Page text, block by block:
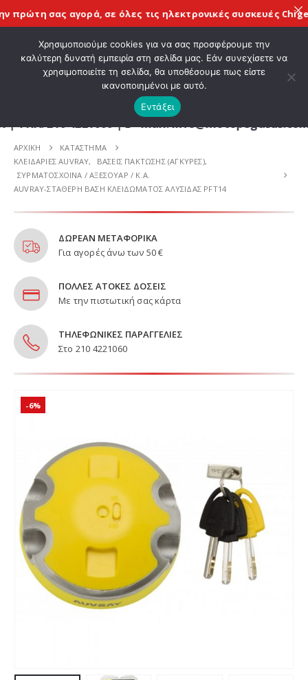
ΚΑΛΩΣ ΗΡΘΑΤΕ ΣΤΟ E-SHOP ΜΟΤΟ ΠΗΓΑΣΟΣ !
| E - mail: info@motopegasus.com |
ΑΡΧΙΚΉ
ΚΑΤΆΣΤΗΜΑ
ΚΛΕΙΔΑΡΙΕΣ AUVRAY, ΒΑΣΕΙΣ ΠΑΚΤΩΣΗΣ (ΑΓΚΥΡΕΣ),
ΣΥΡΜΑΤΟΣΧΟΙΝΑ / ΑΞΕΣΟΥΑΡ / Κ.Α.
AUVRAY-ΣΤΑΘΕΡΗ ΒΑΣΗ ΚΛΕΙΔΩΜΑΤΟΣ ΑΛΥΣΙΔΑΣ PFT14
ΔΩΡΕΑΝ ΜΕΤΑΦΟΡΙΚΑ
Για αγορές άνω των 50 €
ΠΟΛΛΕΣ ΑΤΟΚΕΣ ΔΟΣΕΙΣ
Με την πιστωτική σας κάρτα
ΤΗΛΕΦΩΝΙΚΕΣ ΠΑΡΑΓΓΕΛΙΕΣ
Στο 210 4221060
-6%
σας αγορά, σε όλες τιςηλεκτρονικές συσκευές Chigee
Χρησιμοποιούμε cookies για να σας προσφέρουμε την
καλύτερη δυνατή εμπειρία στη σελίδα μας. Εάν συνεχίσετε να
χρησιμοποιείτε τη σελίδα, θα υποθέσουμε πως είστε
ικανοποιημένοι με αυτό.
Εντάξει